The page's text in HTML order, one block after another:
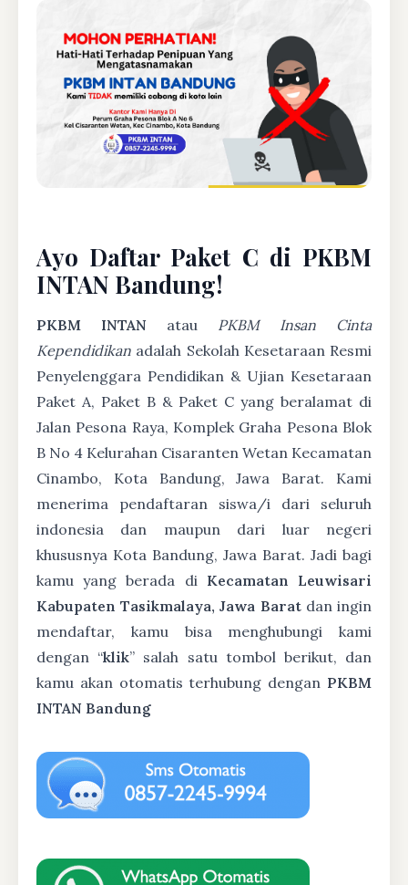
Ayo Daftar Paket C di PKBM
INTAN Bandung!
PKBM INTAN atau PKBM Insan Cinta
Kependidikan adalah Sekolah Kesetaraan Resmi
Penyelenggara Pendidikan & Ujian Kesetaraan
Paket A, Paket B & Paket C yang beralamat di
Jalan Pesona Raya, Komplek Graha Pesona Blok
B No 4 Kelurahan Cisaranten Wetan Kecamatan
Cinambo, Kota Bandung, Jawa Barat. Kami
menerima pendaftaran siswa/i dari seluruh
indonesia dan maupun dari luar negeri
khususnya Kota Bandung, Jawa Barat. Jadi bagi
kamu yang berada di Kecamatan Leuwisari
Kabupaten Tasikmalaya, Jawa Baratdan ingin
mendaftar, kamu bisa menghubungi kami
dengan “klik” salah satu tombol berikut, dan
kamu akan otomatis terhubung dengan PKBM
INTAN Bandung